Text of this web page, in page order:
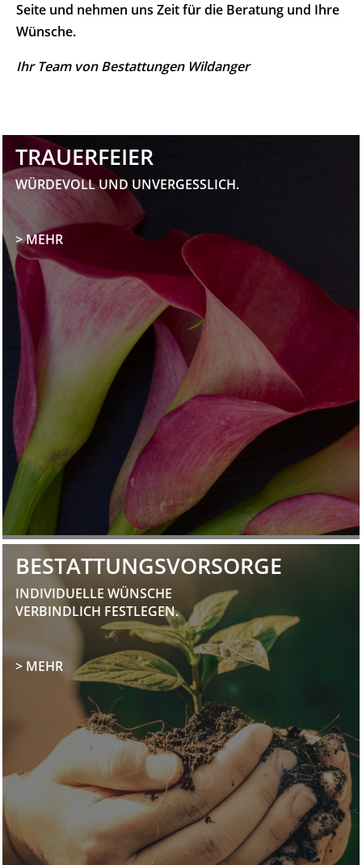
Seite und nehmen uns Zeit für die Beratung und Ihre
Wünsche.
Ihr Team von Bestattungen Wildanger
TRAUERFEIER
WÜRDEVOLL UND UNVERGESSLICH.
> MEHR
BESTATTUNGSVORSORGE
INDIVIDUELLE WÜNSCHE
VERBINDLICH FESTLEGEN.
> MEHR